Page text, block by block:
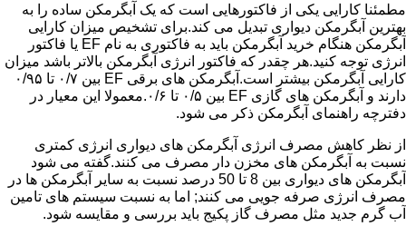
مطمئنا کارایی یکی از فاکتورهایی است که یک آبگرمکن ساده را به
بهترین آبگرمکن دیواری تبدیل می کند.برای تشخیص میزان کارایی
آبگرمکن هنگام خرید آبگرمکن باید به فاکتوری به نام EF یا فاکتور
انرژی توجه کنید.هر چقدر که فاکتور انرژی آبگرمکن بالاتر باشد میزان
کارایی آبگرمکن بیشتر است.آبگرمکن های برقی EF بین ۰/۷ تا ۰/۹۵
دارند و آبگرمکن های گازی EF بین ۰/۵ تا ۰/۶.معمولا این معیار در
دفترچه راهنمای آبگرمکن ذکر می شود.
از نظر کاهش مصرف انرژی آبگرمکن های دیواری انرژی کمتری
نسبت به آبگرمکن های مخزن دار مصرف می کنند.گفته می شود
آبگرمکن های دیواری بین 8 تا 50 درصد نسبت به سایر آبگرمکن ها در
مصرف انرژی صرفه جویی می کنند; اما به نسبت سیستم های تامین
آب گرم جدید مثل مصرف گاز پکیج باید بررسی و مقایسه شود.